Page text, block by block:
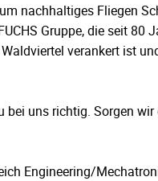
nachhaltiges Fliegen
Gruppe, die seit 80
verankert ist
bei uns richtig. Sorgen
Engineering/